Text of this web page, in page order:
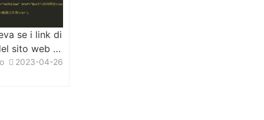
se i link di
sito web s
accessibi
2023-04-26